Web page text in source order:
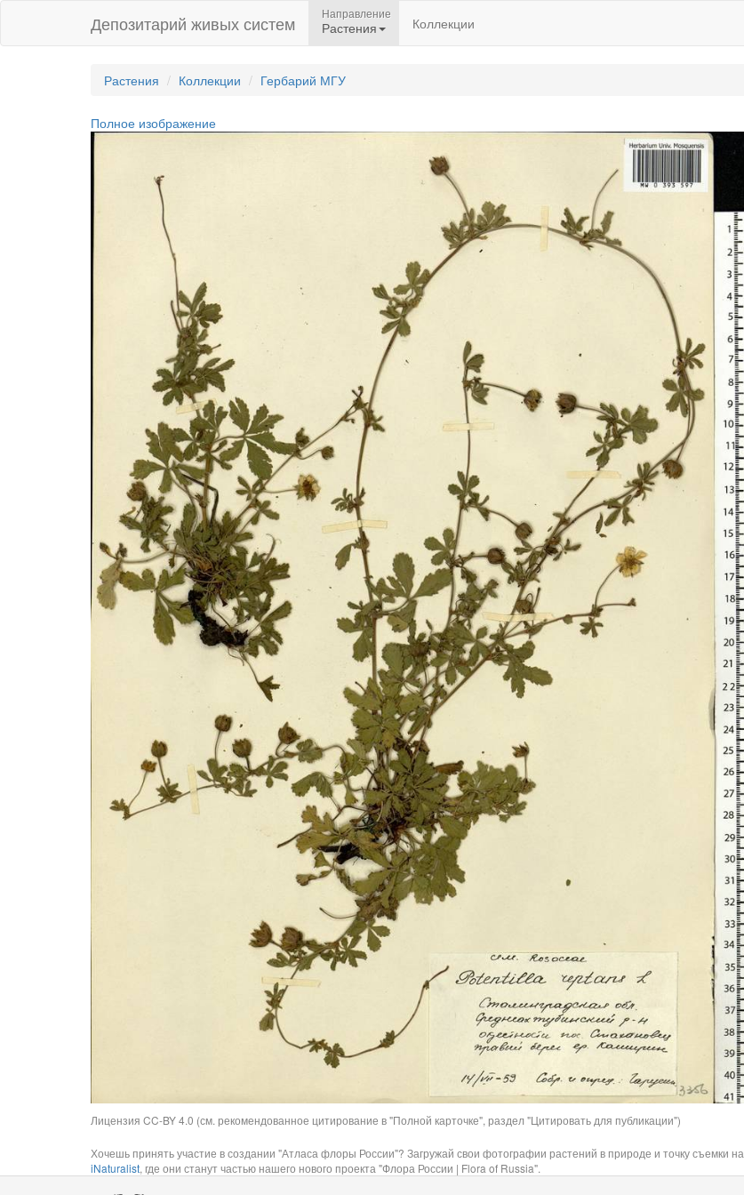
Депозитарий живых систем Направление
Растения Коллекции
Растения Коллекции Гербарий МГУ
Полное изображение
Лицензия CC-BY 4.0 (см. рекомендованное цитирование в "Полной карточке", раздел "Цитировать для публикации")
Хочешь принять участие в создании "Атласа флоры России"? Загружай свои фотографии растений в природе и точку съемки на
iNaturalist, где они станут частью нашего нового проекта "Флора России | Flora of Russia".